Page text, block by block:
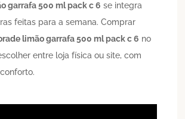
garrafa 500 ml pack c 6 se integra
feitas para a semana. Comprar
limão garrafa 500 ml pack c 6 no
entre loja física ou site, com